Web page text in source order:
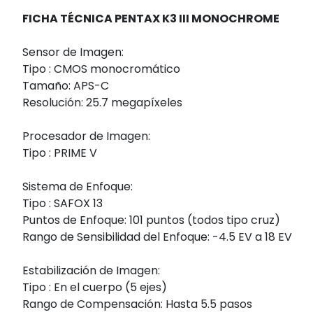
FICHA TÉCNICA PENTAX K3 III MONOCHROME
Sensor de Imagen:
Tipo : CMOS monocromático
Tamaño: APS-C
Resolución: 25.7 megapíxeles
Procesador de Imagen:
Tipo : PRIME V
Sistema de Enfoque:
Tipo : SAFOX 13
Puntos de Enfoque: 101 puntos (todos tipo cruz)
Rango de Sensibilidad del Enfoque: -4.5 EV a 18 EV
Estabilización de Imagen:
Tipo : En el cuerpo (5 ejes)
Rango de Compensación: Hasta 5.5 pasos